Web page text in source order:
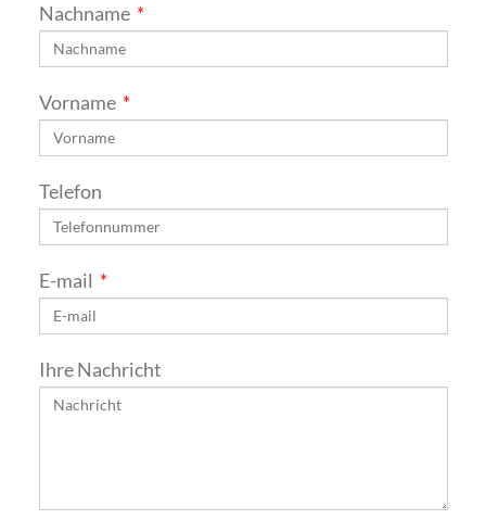
Nachname
Vorname
Telefon
E-mail
Ihre Nachricht